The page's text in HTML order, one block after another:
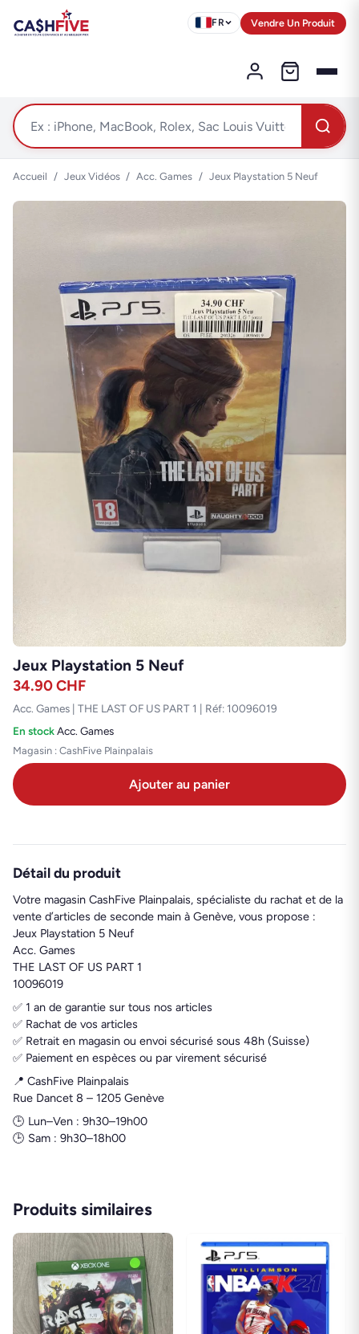
FR Vendre Un Produit
Accueil / Jeux Vidéos / Acc. Games / Jeux Playstation 5 Neuf
Jeux Playstation 5 Neuf
34.90CHF
Acc. Games | THE LAST OF US PART 1 | Réf: 10096019
En stock·Acc. Games
Magasin : CashFive Plainpalais
Ajouter au panier
Détail du produit
Votre magasin CashFive Plainpalais, spécialiste du rachat et de la
vente d’articles de seconde main à Genève, vous propose :
Jeux Playstation 5 Neuf
Acc. Games
THE LAST OF US PART 1
10096019
✅ 1 an de garantie sur tous nos articles
✅ Rachat de vos articles
✅ Retrait en magasin ou envoi sécurisé sous 48h (Suisse)
✅ Paiement en espèces ou par virement sécurisé
📍 CashFive Plainpalais
Rue Dancet 8 – 1205 Genève
🕒 Lun–Ven : 9h30–19h00
🕒 Sam : 9h30–18h00
Produits similaires